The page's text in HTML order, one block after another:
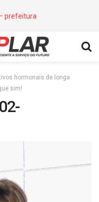
hormonais de longa
sim!